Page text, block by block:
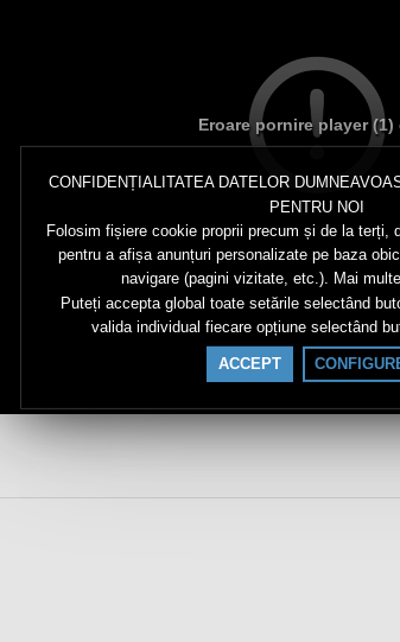
CONFIDENȚIALITATEA DATELOR
PENTRU NOI
Folosim fișiere cookie proprii precum și de la terți,
pentru a afișa anunțuri personalizate pe baza
navigare (pagini vizitate, etc.). Mai
Puteți accepta global toate setările selectând
valida individual fiecare opțiune selectând
ACCEPT
Eroare pornire player (1)